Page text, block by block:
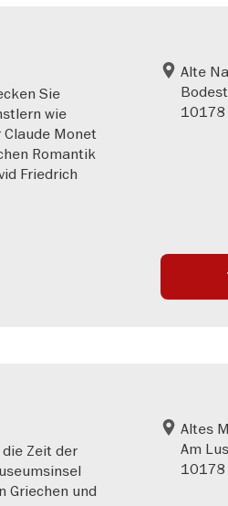
Sie
wie
Claude Monet
Romantik
Friedrich
Alte
Zeit der
Griechen und
Altes
Am